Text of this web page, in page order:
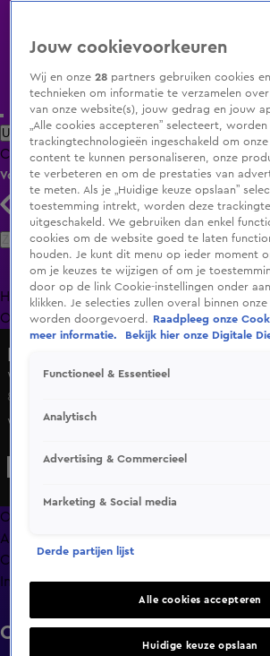
Uitzending Gemist Populaire programma's Zenders
ClipsFilmsRadioSmart TV inlogShop
Volg KIJK
Zoeken
HomeUitzending Gemist Programma's
OranjezomerLivestreamsShop
Waarom sturen mannen ongevraagd
8 feb 2022, 23:05
Waarom sturen mannen ongevraagd
Overzicht
Afleveringen
Clips
Info
Clips
Jouw cookievoorkeuren
Wij en onze28 partners gebruiken cookies
technieken om informatie te verzamelen
van onze website(s), jouw gedrag en jouw
„Alle cookies accepteren” selecteert, worden
trackingtechnologieën ingeschakeld om
content te kunnen personaliseren, onze
te verbeteren en om de prestaties van
te meten. Als je „Huidige keuze opslaan”
toestemming intrekt, worden deze
uitgeschakeld. We gebruiken dan enkel
cookies om de website goed te laten
houden. Je kunt dit menu op ieder moment
om je keuzes te wijzigen of om je
door op de link Cookie-instellingen onder
klikken. Je selecties zullen overal binnen
worden doorgevoerd.
Raadpleeg onze
meer informatie.
Bekijk hier onze Digitale
Functioneel & Essentieel
Analytisch
Advertising & Commercieel
Marketing & Social media
Derde partijen lijst
Alle cookies accepteren
Huidige keuze opslaan